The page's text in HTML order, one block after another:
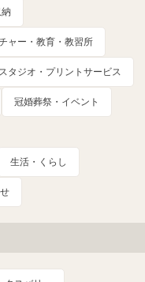
ャー・教育・教習所
タジオ・プリントサービス
冠婚葬祭・イベント
生活・くらし